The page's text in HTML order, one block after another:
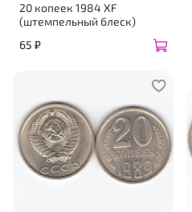
20 копеек 1984 XF
(штемпельный блеск)
65 ₽